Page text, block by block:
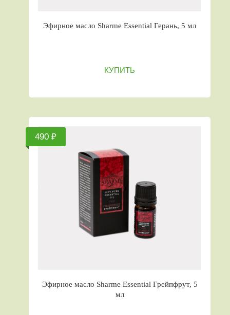
Эфирное масло Sharme Essential Герань, 5 мл
КУПИТЬ
490 ₽
Эфирное масло Sharme Essential Грейпфрут, 5
мл